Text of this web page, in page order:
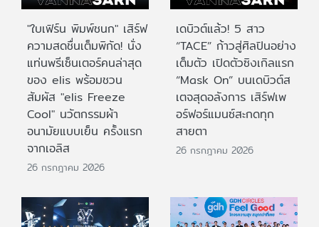
"ใบเฟิร์น พิมพ์ชนก" เสิร์ฟ
ความสดชื่นเต็มพิกัด! นั่ง
แท่นพรีเซ็นเตอร์คนล่าสุด
ของ elis พร้อมชวน
สัมผัส "elis Freeze
Cool" นวัตกรรมผ้า
อนามัยแบบเย็น ครั้งแรก
จากเอลิส
26 กรกฎาคม 2026
เดบิวต์แล้ว! 5 สาว
“TACE” ก้าวสู่ศิลปินอย่าง
เต็มตัว เปิดตัวซิงเกิลแรก
“Mask On” บนเดบิวต์ส
เตจสุดอลังการ เสิร์ฟเพ
อร์ฟอร์แมนซ์สะกดทุก
สายตา
26 กรกฎาคม 2026